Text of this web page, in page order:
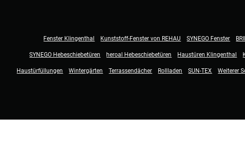
Fenster Klingenthal Kunststoff-Fenster von REHAU SYNEGO Fenster
SYNEGO Hebeschiebetüren heroal Hebeschiebetüren Haustüren Klingenthal
Haustürfüllungen Wintergärten Terrassendächer Rollladen SUN-TEX Weiterer